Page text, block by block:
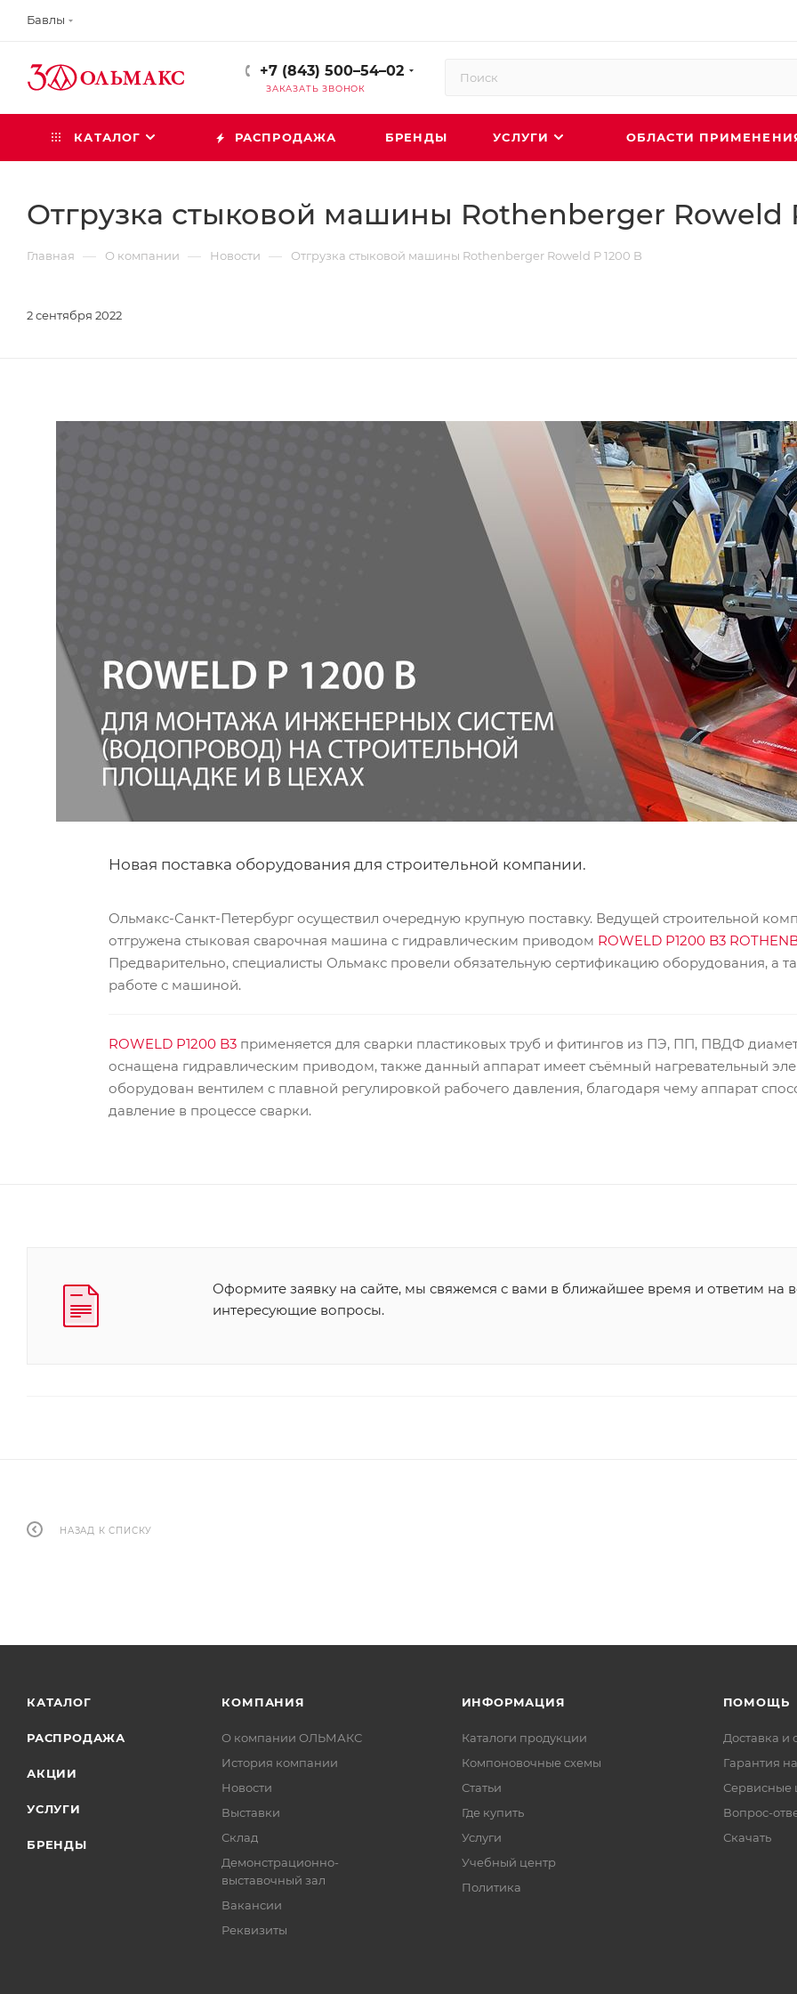
Бавлы
+7 (843) 500–54–02
ЗАКАЗАТЬ ЗВОНОК
КАТАЛОГ РАСПРОДАЖА БРЕНДЫ УСЛУГИ ОБЛАСТИ
Отгрузка стыковой машины Rothenberger Roweld
Главная — О компании — Новости — Отгрузка стыковой машины Rothenberger Roweld P 1200 B
2 сентября 2022
Новая поставка оборудования для строительной компании.
Ольмакс-Санкт-Петербург осуществил очередную крупную поставку. Ведущей строительной
отгружена стыковая сварочная машина с гидравлическим приводом ROWELD P1200 B3
Предварительно, специалисты Ольмакс провели обязательную сертификацию оборудования, а
работе с машиной.
ROWELD P1200 B3 применяется для сварки пластиковых труб и фитингов из ПЭ, ПП, ПВДФ
оснащена гидравлическим приводом, также данный аппарат имеет съёмный нагревательный
оборудован вентилем с плавной регулировкой рабочего давления, благодаря чему аппарат
давление в процессе сварки.
Оформите заявку на сайте, мы свяжемся с вами в ближайшее время и ответим на
интересующие вопросы.
НАЗАД К СПИСКУ
КАТАЛОГ
РАСПРОДАЖА
АКЦИИ
УСЛУГИ
БРЕНДЫ
КОМПАНИЯ
О компании ОЛЬМАКС
История компании
Новости
Выставки
Склад
Демонстрационно-
выставочный зал
Вакансии
Реквизиты
ИНФОРМАЦИЯ
Каталоги продукции
Компоновочные схемы
Статьи
Где купить
Услуги
Учебный центр
Политика
ПОМОЩЬ
Доставка и
Гарантия
Сервисные
Вопрос-
Скачать